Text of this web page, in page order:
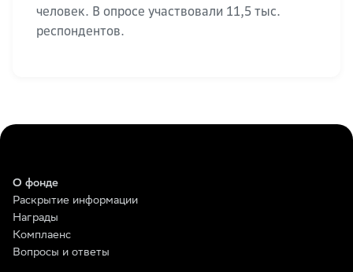
человек. В опросе участвовали 11,5 тыс.
респондентов.
О фонде
Раскрытие информации
Награды
Комплаенс
Вопросы и ответы